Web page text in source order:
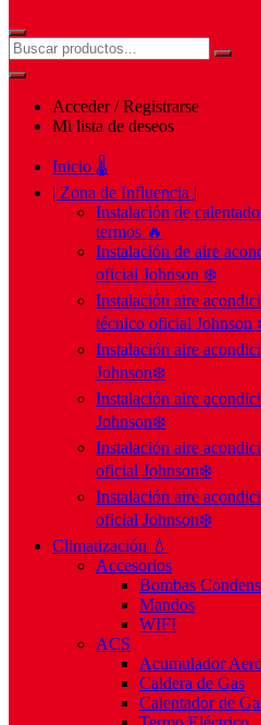
Acceder / Registrarse
Mi lista de deseos
Inicio 🌡️
| Zona de Influencia |
Instalación de
termos 🔥
Instalación de aire
oficial Johnson ❄️
Instalación aire
técnico oficial Johnson
Instalación aire
Johnson❄️
Instalación aire
Johnson❄️
Instalación aire
oficial Johnson❄️
Instalación aire
oficial Johnson❄️
Climatización 💧
Accesorios
Bombas
Mandos
WIFI
ACS
Acumulador
Caldera de Gas
Calentador de